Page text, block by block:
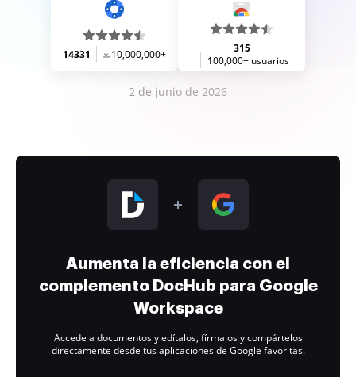
14331 10,000,000+
315
100,000+ usuarios
2 de junio de 2026
Aumenta la eficiencia con el
complemento DocHub para Google
Workspace
Accede a documentos y edítalos, fírmalos y compártelos
directamente desde tus aplicaciones de Google favoritas.